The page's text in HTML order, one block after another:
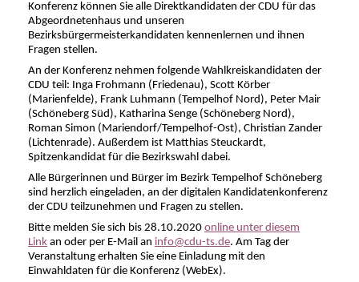
Konferenz können Sie alle Direktkandidaten der CDU für das
Abgeordnetenhaus und unseren
Bezirksbürgermeisterkandidaten kennenlernen und ihnen
Fragen stellen.
An der Konferenz nehmen folgende Wahlkreiskandidaten der
CDU teil: Inga Frohmann (Friedenau), Scott Körber
(Marienfelde), Frank Luhmann (Tempelhof Nord), Peter Mair
(Schöneberg Süd), Katharina Senge (Schöneberg Nord),
Roman Simon (Mariendorf/Tempelhof-Ost), Christian Zander
(Lichtenrade). Außerdem ist Matthias Steuckardt,
Spitzenkandidat für die Bezirkswahl dabei.
Alle Bürgerinnen und Bürger im Bezirk Tempelhof Schöneberg
sind herzlich eingeladen, an der digitalen Kandidatenkonferenz
der CDU teilzunehmen und Fragen zu stellen.
Bitte melden Sie sich bis 28.10.2020 online unter diesem
Link an oder per E-Mail an info@cdu-ts.de. Am Tag der
Veranstaltung erhalten Sie eine Einladung mit den
Einwahldaten für die Konferenz (WebEx).